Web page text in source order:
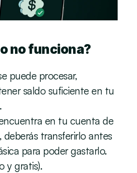
no funciona?
puede procesar,
saldo suficiente en tu
en tu cuenta de
deberás transferirlo antes
para poder gastarlo.
y gratis).